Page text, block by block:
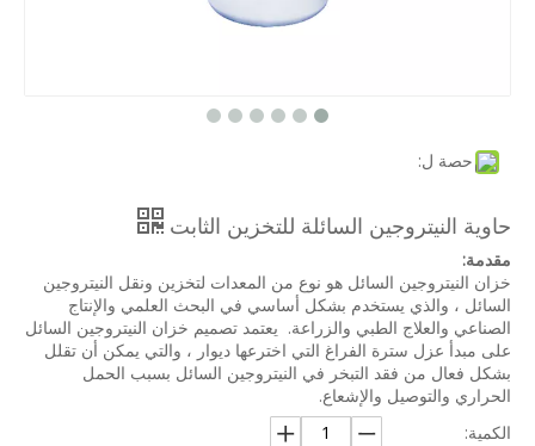
حصة ل:
حاوية النيتروجين السائلة للتخزين الثابت
مقدمة:
خزان النيتروجين السائل هو نوع من المعدات لتخزين ونقل النيتروجين
السائل ، والذي يستخدم بشكل أساسي في البحث العلمي والإنتاج
الصناعي والعلاج الطبي والزراعة. ‌ يعتمد تصميم خزان النيتروجين السائل
على مبدأ عزل سترة الفراغ التي اخترعها ديوار ، والتي يمكن أن تقلل
بشكل فعال من فقد التبخر في النيتروجين السائل بسبب الحمل
الحراري والتوصيل والإشعاع.
الكمية: